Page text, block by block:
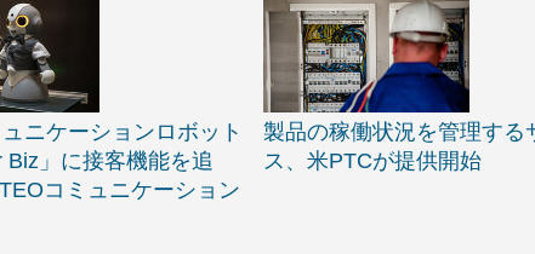
ニケーションロボット
Biz」に接客機能を追
コミュニケーション
製品の稼働状況を管理する
ス、米PTCが提供開始